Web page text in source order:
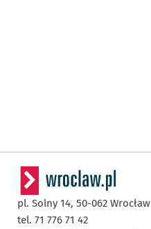
pl. Solny 14, 50-062 Wrocław
tel. 71 776 71 42